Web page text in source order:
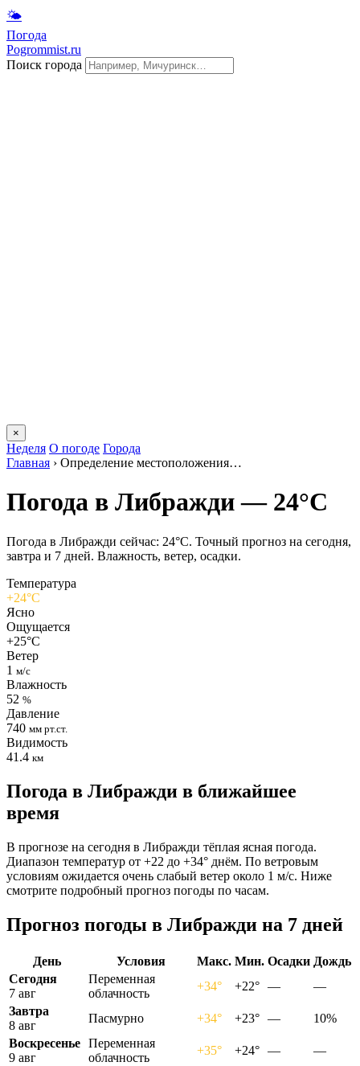
🌤
Погода
Pogrommist.ru
Поиск города
×
Неделя О погоде Города
Главная › Определение местоположения…
Погода в Либражди — 24°C
Погода в Либражди сейчас: 24°C. Точный прогноз на сегодня,
завтра и 7 дней. Влажность, ветер, осадки.
Температура
+24°C
Ясно
Ощущается
+25°C
Ветер
1 м/с
Влажность
52 %
Давление
740 мм рт.ст.
Видимость
41.4 км
Погода в Либражди в ближайшее
время
В прогнозе на сегодня в Либражди тёплая ясная погода.
Диапазон температур от +22 до +34° днём. По ветровым
условиям ожидается очень слабый ветер около 1 м/с. Ниже
смотрите подробный прогноз погоды по часам.
Прогноз погоды в Либражди на 7 дней
День Условия Макс. Мин. Осадки Дождь
Сегодня
7 авг
Переменная
облачность
+34° +22° —
—
Завтра
8 авг
Пасмурно +34° +23° —
10%
Воскресенье
9 авг
Переменная
облачность
+35° +24° —
—